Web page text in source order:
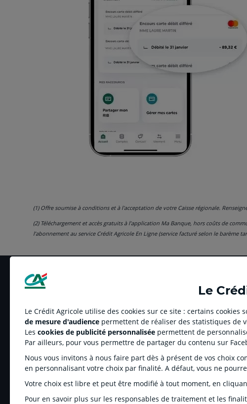
Le
Le Crédit Agricole utilise des cookies sur ce site : certains
de mesure d'audience permettent de réaliser des statistiques de
Les cookies de publicité personnalisée permettent de
Par ailleurs, pour vous permettre de partager du contenu sur
Nous vous invitons à nous faire part dès à présent de vos choix
en personnalisant votre choix par finalité. A défaut, vous ne
Votre choix est libre et peut être modifié à tout moment, en
Pour en savoir plus sur les responsables de traitement et les
(1) Oﬀre soumise à conditions et à l'acceptation de votre Caisse régionale.
(2) Téléchargement et accès gratuits à l’application Ma Banque, hors coûts de
l’abonnement au service Crédit Agricole En Ligne (service facturé selon le barème
LE CREDIT AGRICOLE
Banque coopérative
Charte éthique
Groupe Crédit Agricole
Recrutement
RELATION BANQUE CLIENT
Réclamation et médiation
Informations réglementaires
Fonds de Garantie des Dépôts
Rétractation-Résiliation